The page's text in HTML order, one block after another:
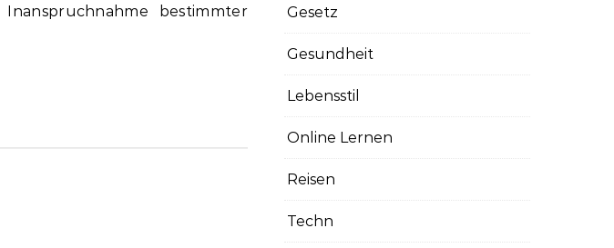
bestimmter
Gesetz
Gesundheit
Lebensstil
Online Lernen
Reisen
Techn